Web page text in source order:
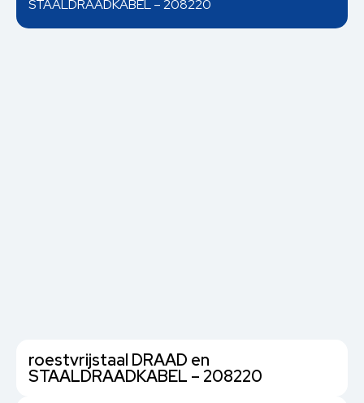
STAALDRAADKABEL – 208220
roestvrijstaal DRAAD en
STAALDRAADKABEL – 208220